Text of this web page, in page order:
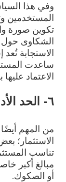
وفي هذا
المستخدمين
تكوين صورة
الشكاوى
الاستجابة
ساعدت
الاعتماد عليها
٦- الحد الأدنى للاستثمار
من المهم
الاستثمار؛
تناسب
مبالغ أكبر
أو الصكوك.